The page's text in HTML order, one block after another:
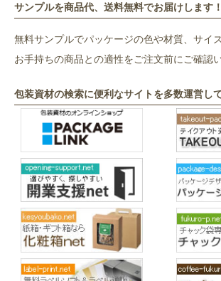
サンプルを商品代、送料無料でお届けします！
無料サンプルでパッケージの色や材質、サイズ
お手持ちの商品との適性をご注文前にご確認
包装資材の検索に便利なサイトを多数運営して